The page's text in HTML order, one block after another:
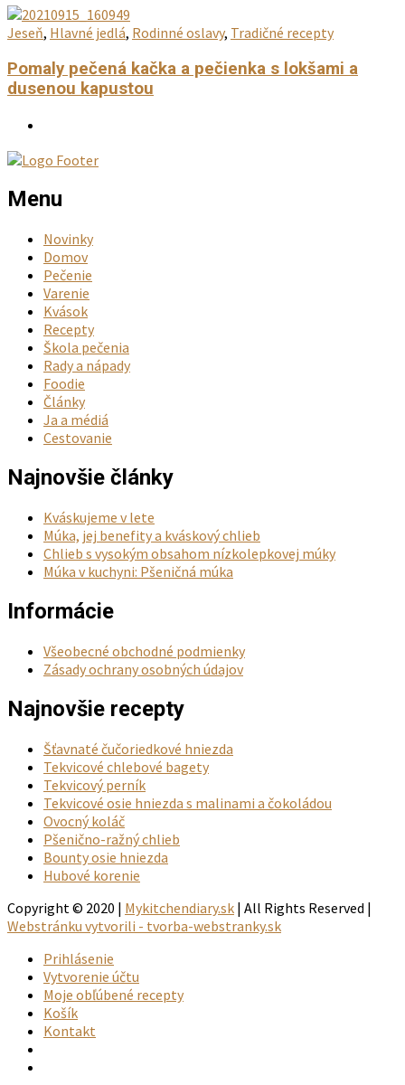
Jeseň, Hlavné jedlá, Rodinné oslavy, Tradičné recepty
Pomaly pečená kačka a pečienka s lokšami a
dusenou kapustou
Menu
Novinky
Domov
Pečenie
Varenie
Kvások
Recepty
Škola pečenia
Rady a nápady
Foodie
Články
Ja a médiá
Cestovanie
Najnovšie články
Kváskujeme v lete
Múka, jej benefity a kváskový chlieb
Chlieb s vysokým obsahom nízkolepkovej múky
Múka v kuchyni: Pšeničná múka
Informácie
Všeobecné obchodné podmienky
Zásady ochrany osobných údajov
Najnovšie recepty
Šťavnaté čučoriedkové hniezda
Tekvicové chlebové bagety
Tekvicový perník
Tekvicové osie hniezda s malinami a čokoládou
Ovocný koláč
Pšenično-ražný chlieb
Bounty osie hniezda
Hubové korenie
Copyright © 2020 | Mykitchendiary.sk | All Rights Reserved |
Webstránku vytvorili - tvorba-webstranky.sk
Prihlásenie
Vytvorenie účtu
Moje obľúbené recepty
Košík
Kontakt